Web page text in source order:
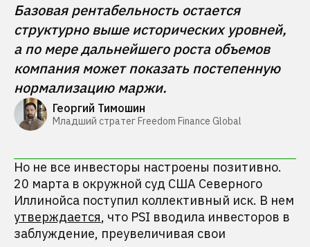
Базовая рентабельность остается
структурно выше исторических уровней,
а по мере дальнейшего роста объемов
компания может показать постепенную
нормализацию маржи.
Георгий Тимошин
Младший стратег Freedom Finance Global
Но не все инвесторы настроены позитивно.
20 марта в окружной суд США Северного
Иллинойса поступил коллективный иск. В нем
утверждается, что PSI вводила инвесторов в
заблуждение, преувеличивая свои